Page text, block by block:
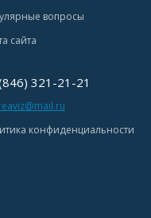
вопросы
сайта
321-21-21
конфиденциальности